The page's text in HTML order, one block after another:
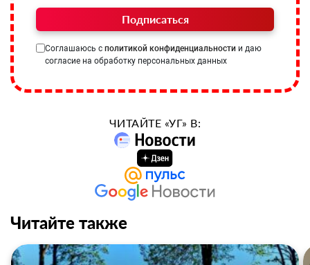
Подписаться
Соглашаюсь с политикой конфиденциальности и даю
согласие на обработку персональных данных
ЧИТАЙТЕ «УГ» В:
Читайте также